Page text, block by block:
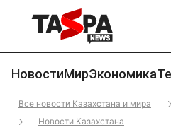
НовостиМирЭкономика
Все новости Казахстана и мира
Новости Казахстана